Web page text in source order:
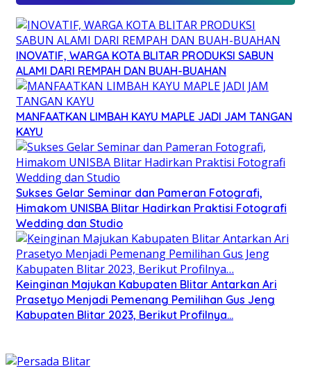
INOVATIF, WARGA KOTA BLITAR PRODUKSI SABUN
ALAMI DARI REMPAH DAN BUAH-BUAHAN
MANFAATKAN LIMBAH KAYU MAPLE JADI JAM TANGAN
KAYU
Sukses Gelar Seminar dan Pameran Fotografi,
Himakom UNISBA Blitar Hadirkan Praktisi Fotografi
Wedding dan Studio
Keinginan Majukan Kabupaten Blitar Antarkan Ari
Prasetyo Menjadi Pemenang Pemilihan Gus Jeng
Kabupaten Blitar 2023, Berikut Profilnya…